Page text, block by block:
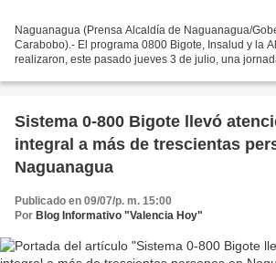
Naguanagua (Prensa Alcaldía de Naguanagua/
Carabobo).- El programa 0800 Bigote, Insalud y la
realizaron, este pasado jueves 3 de julio, una
Sistema 0-800 Bigote llevó
integral a más de trescientas
Naguanagua
Publicado en 09/07/p. m. 15:00
Por Blog Informativo "Valencia Hoy"